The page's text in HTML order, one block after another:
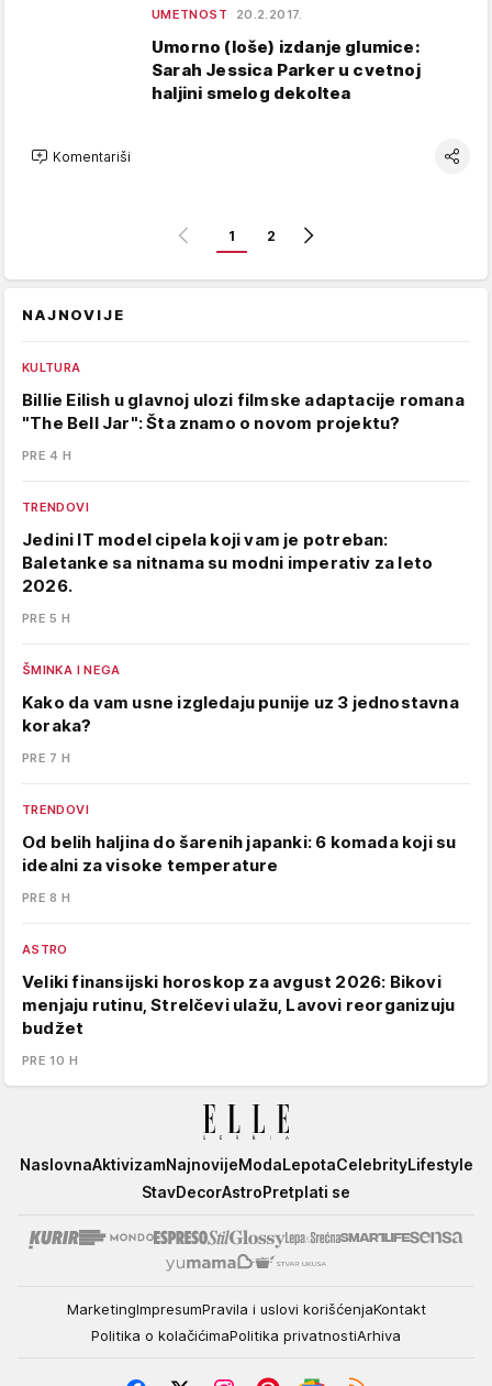
UMETNOST 20.2.2017.
Umorno (loše) izdanje glumice:
Sarah Jessica Parker u cvetnoj
haljini smelog dekoltea
Komentariši
1 2
NAJNOVIJE
KULTURA
Billie Eilish u glavnoj ulozi filmske adaptacije romana
"The Bell Jar": Šta znamo o novom projektu?
PRE 4 H
TRENDOVI
Jedini IT model cipela koji vam je potreban:
Baletanke sa nitnama su modni imperativ za leto
2026.
PRE 5 H
ŠMINKA I NEGA
Kako da vam usne izgledaju punije uz 3 jednostavna
koraka?
PRE 7 H
TRENDOVI
Od belih haljina do šarenih japanki: 6 komada koji su
idealni za visoke temperature
PRE 8 H
ASTRO
Veliki finansijski horoskop za avgust 2026: Bikovi
menjaju rutinu, Strelčevi ulažu, Lavovi reorganizuju
budžet
PRE 10 H
Elle
NaslovnaAktivizamNajnovijeModaLepotaCelebrityLifestyle
StavDecorAstroPretplati se
MarketingImpresumPravila i uslovi korišćenjaKontakt
Politika o kolačićimaPolitika privatnostiArhiva